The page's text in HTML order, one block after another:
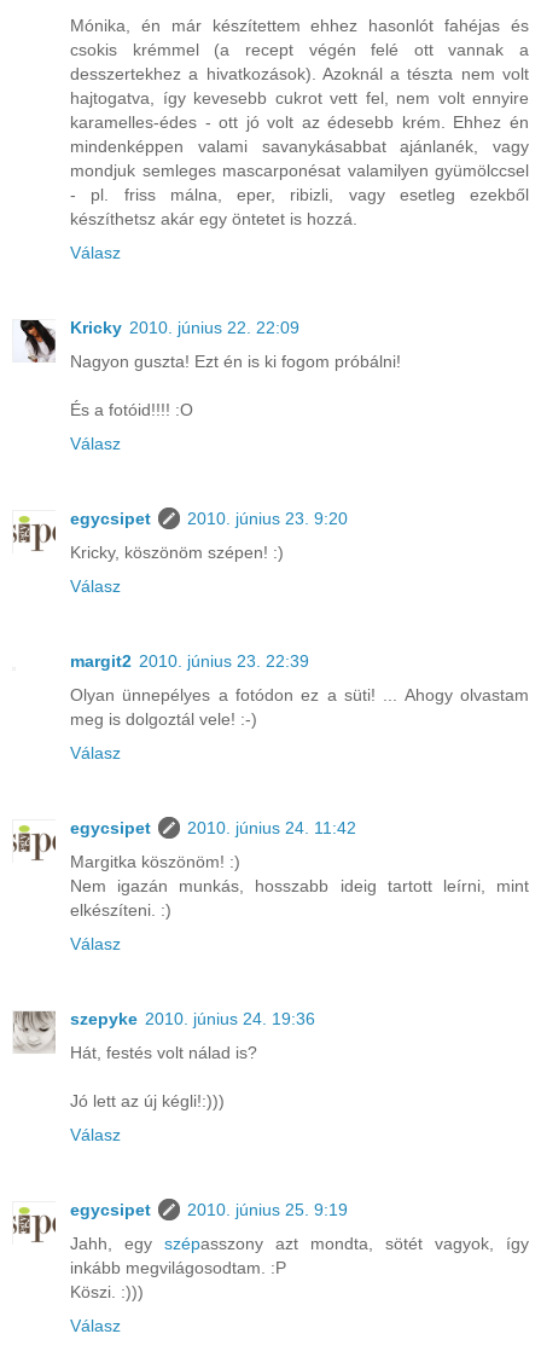
Mónika, én már készítettem ehhez hasonlót fahéjas és
csokis krémmel (a recept végén felé ott vannak a
desszertekhez a hivatkozások). Azoknál a tészta nem volt
hajtogatva, így kevesebb cukrot vett fel, nem volt ennyire
karamelles-édes - ott jó volt az édesebb krém. Ehhez én
mindenképpen valami savanykásabbat ajánlanék, vagy
mondjuk semleges mascarponésat valamilyen gyümölccsel
- pl. friss málna, eper, ribizli, vagy esetleg ezekből
készíthetsz akár egy öntetet is hozzá.
Válasz
Kricky 2010. június 22. 22:09
Nagyon guszta! Ezt én is ki fogom próbálni!
És a fotóid!!!! :O
Válasz
egycsipet
2010. június 23. 9:20
Kricky, köszönöm szépen! :)
Válasz
margit2 2010. június 23. 22:39
Olyan ünnepélyes a fotódon ez a süti! ... Ahogy olvastam
meg is dolgoztál vele! :-)
Válasz
egycsipet
2010. június 24. 11:42
Margitka köszönöm! :)
Nem igazán munkás, hosszabb ideig tartott leírni, mint
elkészíteni. :)
Válasz
szepyke 2010. június 24. 19:36
Hát, festés volt nálad is?
Jó lett az új kégli!:)))
Válasz
egycsipet
2010. június 25. 9:19
Jahh, egy szépasszony azt mondta, sötét vagyok, így
inkább megvilágosodtam. :P
Köszi. :)))
Válasz